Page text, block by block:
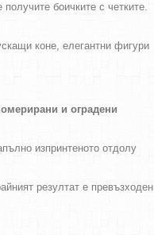
боичките с четките.
коне, елегантни фигури
и оградени
изпринтеното отдолу
резултат е превъзходен